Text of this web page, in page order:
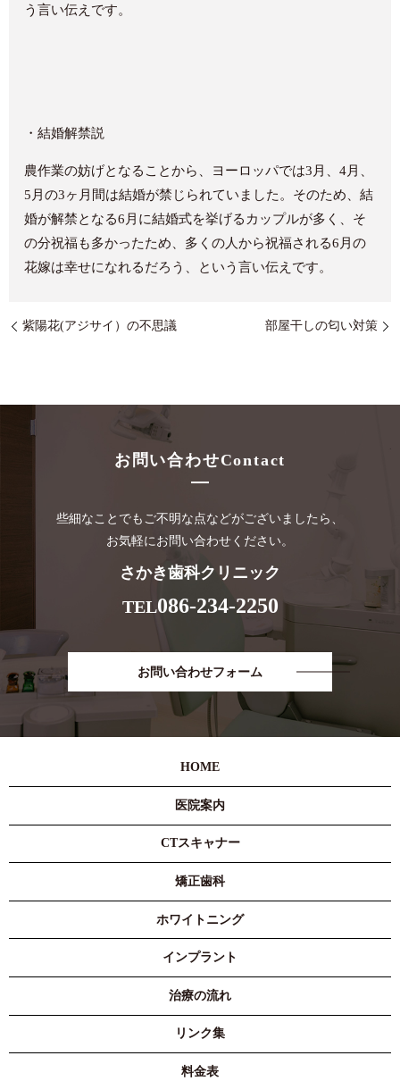
う言い伝えです。
・結婚解禁説
農作業の妨げとなることから、ヨーロッパでは3月、4月、
5月の3ヶ月間は結婚が禁じられていました。そのため、結
婚が解禁となる6月に結婚式を挙げるカップルが多く、そ
の分祝福も多かったため、多くの人から祝福される6月の
花嫁は幸せになれるだろう、という言い伝えです。
紫陽花(アジサイ）の不思議 部屋干しの匂い対策
お問い合わせContact
些細なことでもご不明な点などがございましたら、
お気軽にお問い合わせください。
さかき歯科クリニック
TEL086-234-2250
お問い合わせフォーム
HOME
医院案内
CTスキャナー
矯正歯科
ホワイトニング
インプラント
治療の流れ
リンク集
料金表